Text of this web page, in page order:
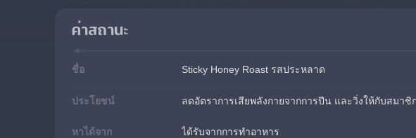
ค่าสถานะ
ชื่อ Sticky Honey Roast รสประหลาด
ประโยชน์ ลดอัตราการเสียพลังกายจากการปีน และวิ่งให้กับสมา
หาได้จาก ได้รับจากการทำอาหาร